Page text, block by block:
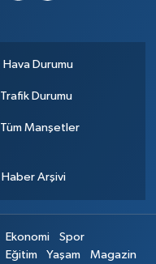
Hava Durumu
Trafik Durumu
Tüm Manşetler
Haber Arşivi
Ekonomi
Spor
Eğitim Yaşam Magazin